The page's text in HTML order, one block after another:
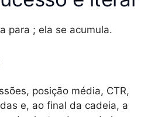
para ; ela se acumula.
posição média, CTR,
e, ao final da cadeia, a